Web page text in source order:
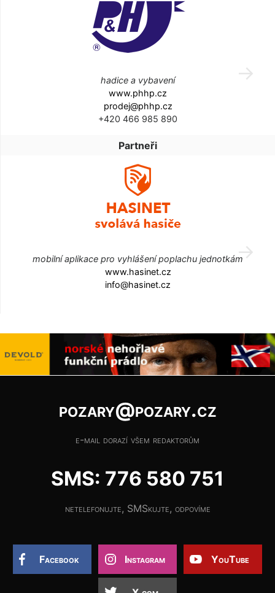
hadice a vybavení
www.phhp.cz
prodej@phhp.cz
+420 466 985 890
Partneři
mobilní aplikace pro vyhlášení poplachu jednotkám
www.hasinet.cz
info@hasinet.cz
pozary@pozary.cz
e-mail dorazí všem redaktorům
SMS: 776 580 751
netelefonujte, SMSkujte, odpovíme
Facebook Instagram YouTube